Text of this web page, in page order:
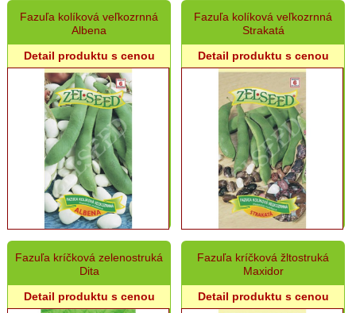
Kel,
Brokolica
Karfiol,
Kaleráb
Reďkovka
Kukurica
Fazuľa,
Baklažán
Mrkva
Fazuľa kolíková veľkozrnná
Albena
Detail produktu s cenou
Fazuľa kolíková veľkozrnná
Strakatá
Detail produktu s cenou
Fazuľa kríčková zelenostruká
Dita
Detail produktu s cenou
Fazuľa kríčková žltostruká
Maxidor
Detail produktu s cenou